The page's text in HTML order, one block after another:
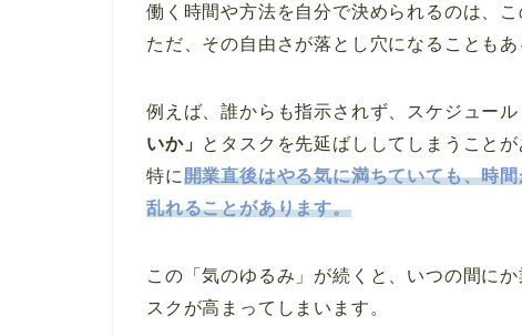
働く時間や方法を自分で決められるのは、
ただ、その自由さが落とし穴になることもあ
例えば、誰からも指示されず、スケジュー
いか」 とタスクを先延ばししてしまうことが
特に開業直後はやる気に満ちていても、時
乱れることがあります。
この「気のゆるみ」が続くと、いつの間に
スクが高まってしまいます。